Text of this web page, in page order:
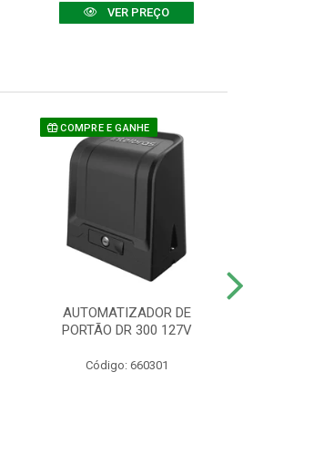
VER PREÇO
COMPRE E GANHE
AUTOMATIZADOR DE
PORTÃO DR 300 127V
Código: 660301